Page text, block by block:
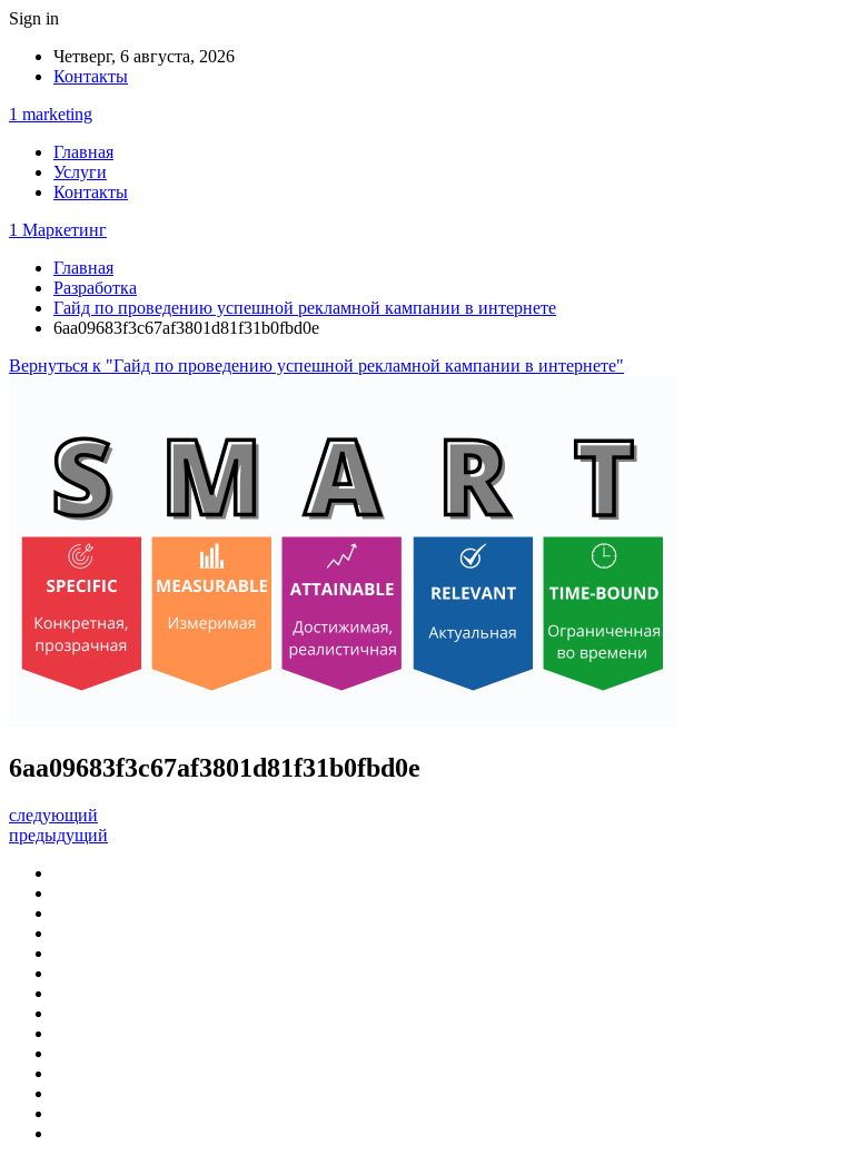
Sign in
Четверг, 6 августа, 2026
Контакты
1 marketing
Главная
Услуги
Контакты
1 Маркетинг
Главная
Разработка
Гайд по проведению успешной рекламной кампании в интернете
6aa09683f3c67af3801d81f31b0fbd0e
Вернуться к "Гайд по проведению успешной рекламной кампании в интернете"
6aa09683f3c67af3801d81f31b0fbd0e
следующий
предыдущий